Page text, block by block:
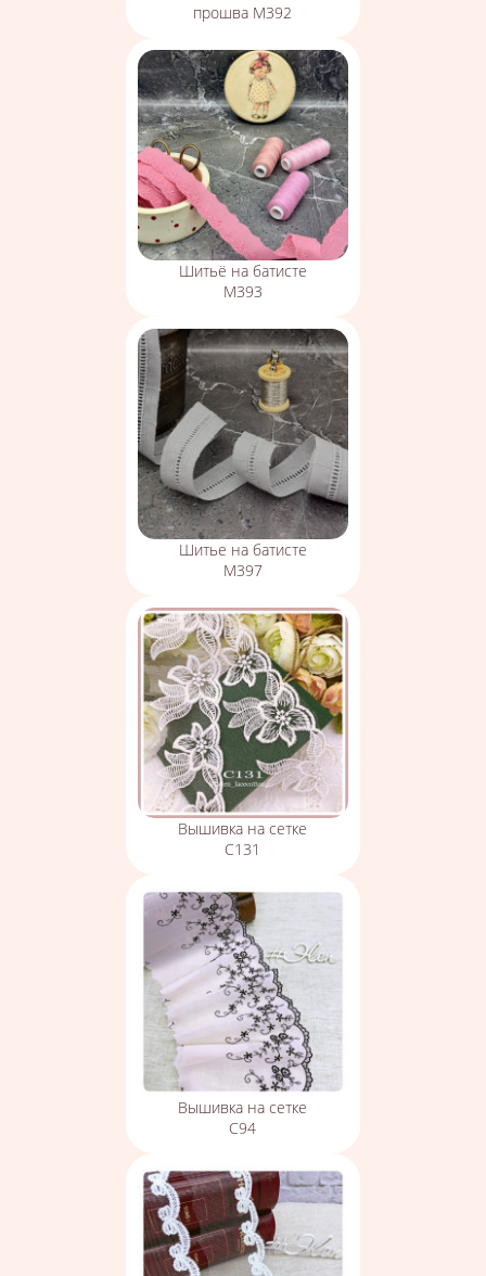
прошва М392
Шитьё на батисте
М393
Шитье на батисте
М397
Вышивка на сетке
С131
Вышивка на сетке
С94